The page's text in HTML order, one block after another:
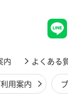
内 よくある
用案内